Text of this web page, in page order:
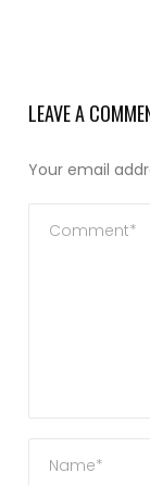
LEAVE A
Your email